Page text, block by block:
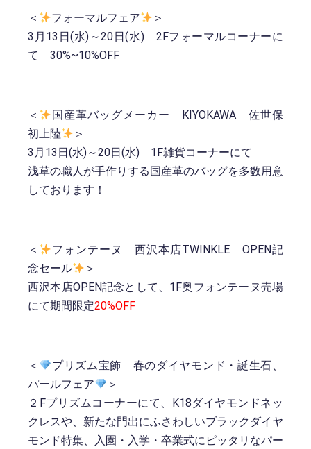
＜ フォーマルフェア
＞
3月13日(水)～20日(水) 2Fフォーマルコーナーに
て 30%~10%OFF
＜
国産革バッグメーカー KIYOKAWA 佐世保
初上陸
＞
3月13日(水)～20日(水) 1F雑貨コーナーにて
浅草の職人が手作りする国産革のバッグを多数用意
しております！
＜
フォンテーヌ 西沢本店TWINKLE OPEN記
念セール
＞
西沢本店OPEN記念として、1F奥フォンテーヌ売場
にて期間限定20%OFF
＜
プリズム宝飾 春のダイヤモンド・誕生石、
パールフェア
＞
２Fプリズムコーナーにて、K18ダイヤモンドネッ
クレスや、新たな門出にふさわしいブラックダイヤ
モンド特集、入園・入学・卒業式にピッタリなパー